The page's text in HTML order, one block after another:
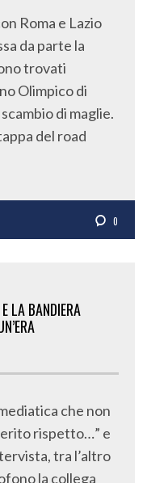
Roma e Lazio
da parte la
trovati
Olimpico di
di maglie.
del road
0
LA BANDIERA
che non
rispetto…” e
tra l’altro
la collega